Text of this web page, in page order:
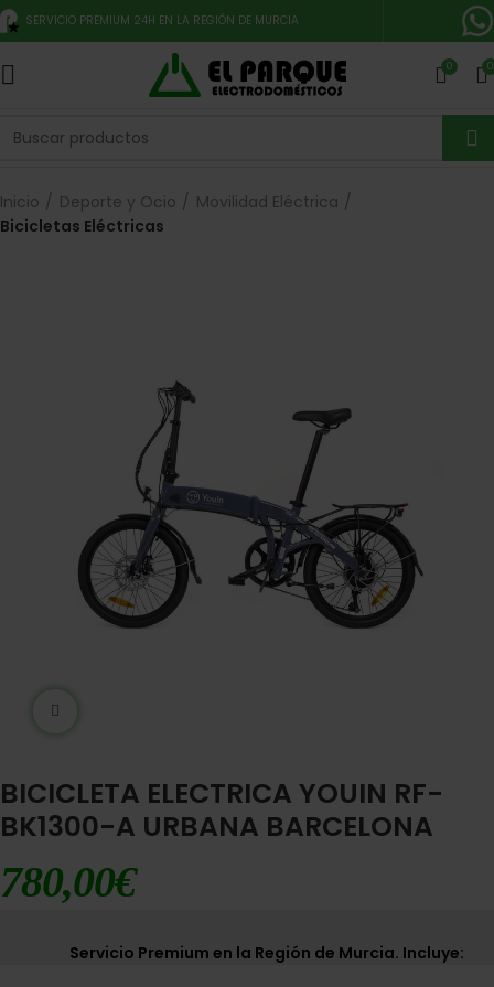
SERVICIO PREMIUM 24H EN LA REGIÓN DE MURCIA
0 0
Inicio Deporte y Ocio
Movilidad Eléctrica
Bicicletas Eléctricas
BICICLETA ELECTRICA YOUIN RF-
BK1300-A URBANA BARCELONA
780,00€
Servicio Premium en la Región de Murcia. Incluye: